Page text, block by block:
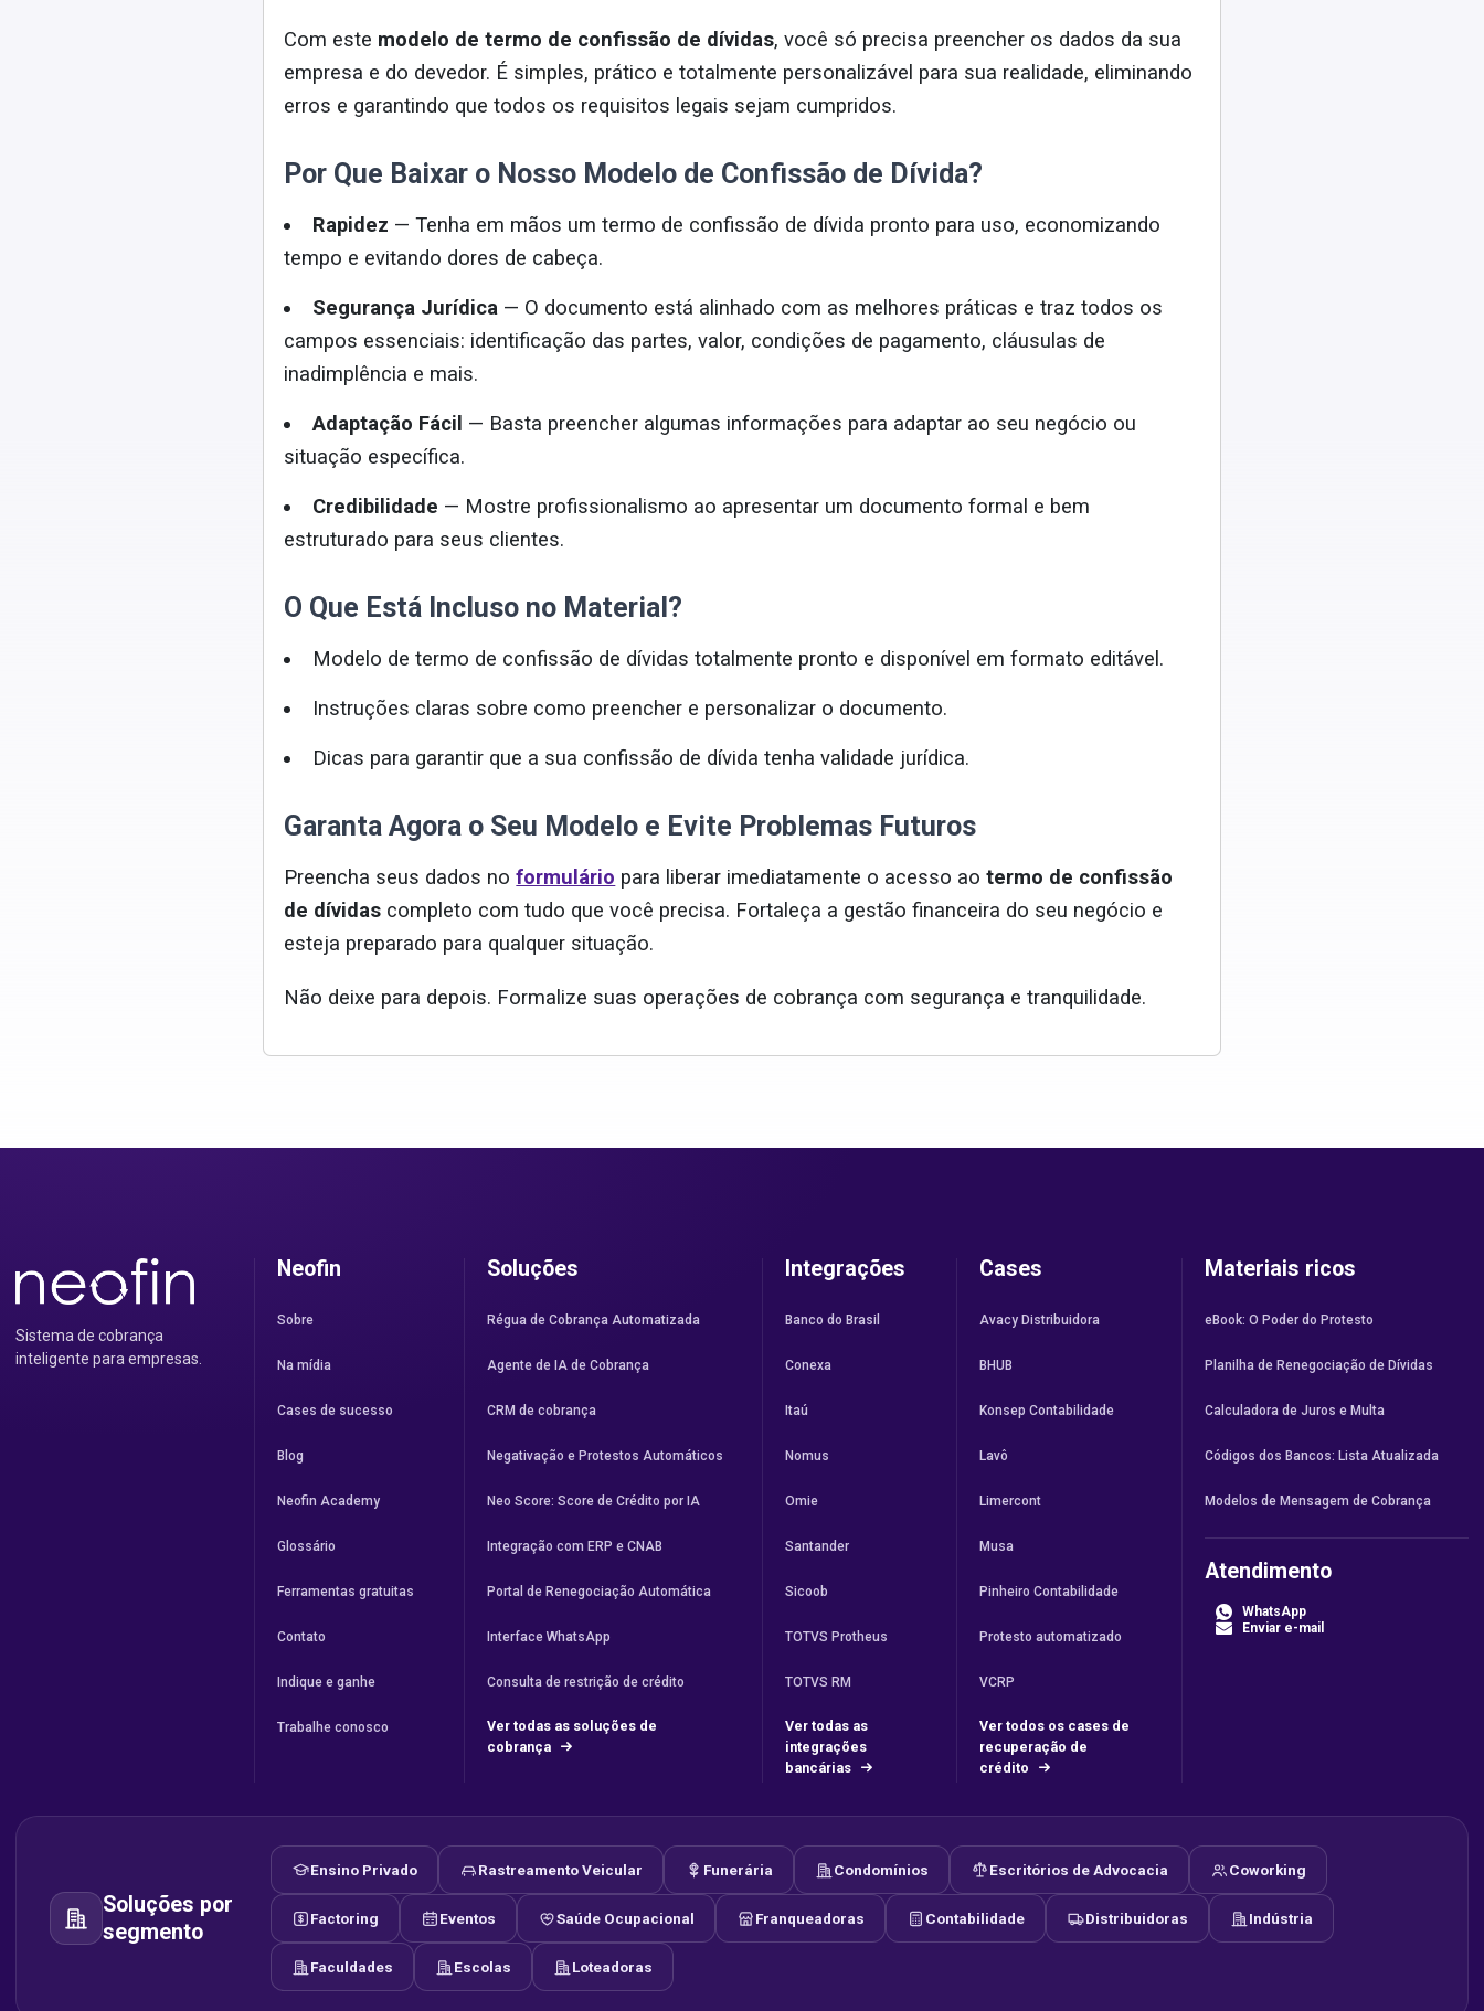
Com este modelo de termo de confissão de dívidas, você só precisa preencher os dados da sua
empresa e do devedor. É simples, prático e totalmente personalizável para sua realidade, eliminando
erros e garantindo que todos os requisitos legais sejam cumpridos.
Por Que Baixar o Nosso Modelo de Confissão de Dívida?
Rapidez — Tenha em mãos um termo de confissão de dívida pronto para uso, economizando
tempo e evitando dores de cabeça.
Segurança Jurídica— O documento está alinhado com as melhores práticas e traz todos os
campos essenciais: identificação das partes, valor, condições de pagamento, cláusulas de
inadimplência e mais.
Adaptação Fácil — Basta preencher algumas informações para adaptar ao seu negócio ou
situação específica.
Credibilidade — Mostre profissionalismo ao apresentar um documento formal e bem
estruturado para seus clientes.
O Que Está Incluso no Material?
Modelo de termo de confissão de dívidas totalmente pronto e disponível em formato editável.
Instruções claras sobre como preencher e personalizar o documento.
Dicas para garantir que a sua confissão de dívida tenha validade jurídica.
Garanta Agora o Seu Modelo e Evite Problemas Futuros
Preencha seus dados noformulário para liberar imediatamente o acesso aotermo de confissão
de dívidas completo com tudo que você precisa. Fortaleça a gestão financeira do seu negócio e
esteja preparado para qualquer situação.
Não deixe para depois. Formalize suas operações de cobrança com segurança e tranquilidade.
Sistema de cobrança
inteligente para empresas.
Neofin
Sobre
Na mídia
Cases de sucesso
Blog
Neofin Academy
Glossário
Ferramentas gratuitas
Contato
Indique e ganhe
Trabalhe conosco
Soluções
Régua de Cobrança Automatizada
Agente de IA de Cobrança
CRM de cobrança
Negativação e Protestos Automáticos
Neo Score: Score de Crédito por IA
Integração com ERP e CNAB
Portal de Renegociação Automática
Interface WhatsApp
Consulta de restrição de crédito
Ver todas as soluções de
cobrança
Integrações
Banco do Brasil
Conexa
Itaú
Nomus
Omie
Santander
Sicoob
TOTVS Protheus
TOTVS RM
Ver todas as
integrações
bancárias
Cases
Avacy Distribuidora
BHUB
Konsep Contabilidade
Lavô
Limercont
Musa
Pinheiro Contabilidade
Protesto automatizado
VCRP
Ver todos os cases de
recuperação de
crédito
Materiais ricos
eBook: O Poder do Protesto
Planilha de Renegociação de Dívidas
Calculadora de Juros e Multa
Códigos dos Bancos: Lista Atualizada
Modelos de Mensagem de Cobrança
Atendimento
WhatsApp
Enviar e-mail
Soluções por
segmento
Ensino Privado Rastreamento Veicular Funerária Condomínios Escritórios de Advocacia Coworking
Factoring Eventos Saúde Ocupacional Franqueadoras Contabilidade Distribuidoras Indústria
Faculdades Escolas Loteadoras